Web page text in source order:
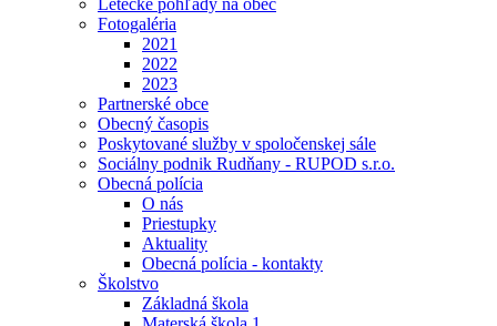
Letecké pohľady na obec
Fotogaléria
2021
2022
2023
Partnerské obce
Obecný časopis
Poskytované služby v spoločenskej sále
Sociálny podnik Rudňany - RUPOD s.r.o.
Obecná polícia
O nás
Priestupky
Aktuality
Obecná polícia - kontakty
Školstvo
Základná škola